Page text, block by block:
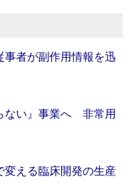
事者が副作用情報を迅
ない』事業へ 非常用
変える臨床開発の生産